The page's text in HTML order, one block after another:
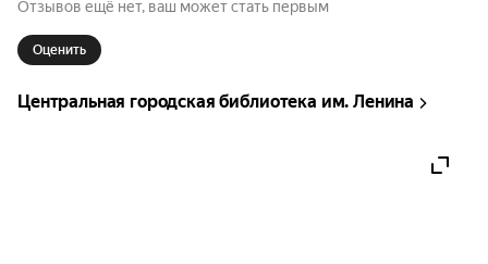
Отзывов ещё нет, ваш может стать первым
Оценить
Центральная городская библиотека им. Ленина